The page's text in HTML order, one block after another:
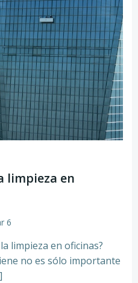
limpieza en
6
limpieza en oficinas?
no es sólo importante